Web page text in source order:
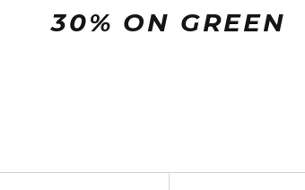
30% ON GREEN